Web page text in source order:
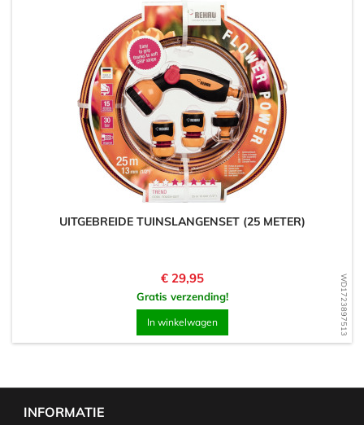
WD1723897513
UITGEBREIDE TUINSLANGENSET (25 METER)
Prijs
€ 29,95
Gratis verzending!
In winkelwagen
INFORMATIE